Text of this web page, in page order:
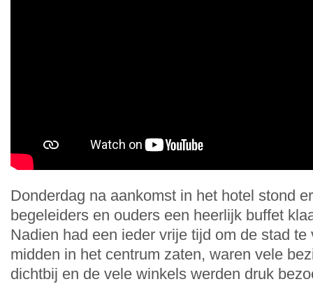
Donderdag na aankomst in het hotel stond
begeleiders en ouders een heerlijk buffet
Nadien had een ieder vrije tijd om de stad
midden in het centrum zaten, waren vele
dichtbij en de vele winkels werden druk